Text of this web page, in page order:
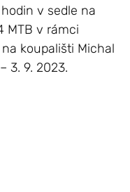
v sedle na
MTB v rámci
koupališti Michal
3. 9. 2023.